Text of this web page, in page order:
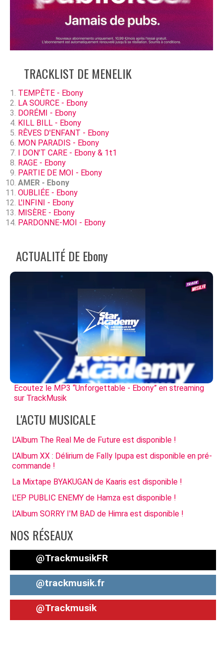
TRACKLIST DE MENELIK
TEMPÊTE - Ebony
LA SOURCE - Ebony
DORÉMI - Ebony
KILL BILL - Ebony
RÊVES D'ENFANT - Ebony
MON PARADIS - Ebony
I DON'T CARE - Ebony & 1t1
RAGE - Ebony
PARTIE DE MOI - Ebony
AMER - Ebony
OUBLIÉE - Ebony
L'INFINI - Ebony
MISÈRE - Ebony
PARDONNE-MOI - Ebony
ACTUALITÉ DE Ebony
Ecoutez le MP3 “Unforgettable - Ebony” en streaming
sur TrackMusik
L'ACTU MUSICALE
L'Album The Real Me de Future est disponible !
L'Album XX : Délirium de Fally Ipupa est disponible en pré-
commande !
La Mixtape BYAKUGAN de Kaaris est disponible !
L'EP PUBLIC ENEMY de Hamza est disponible !
L'Album SORRY I'M BAD de Himra est disponible !
NOS RÉSEAUX
@TrackmusikFR
@trackmusik.fr
@Trackmusik